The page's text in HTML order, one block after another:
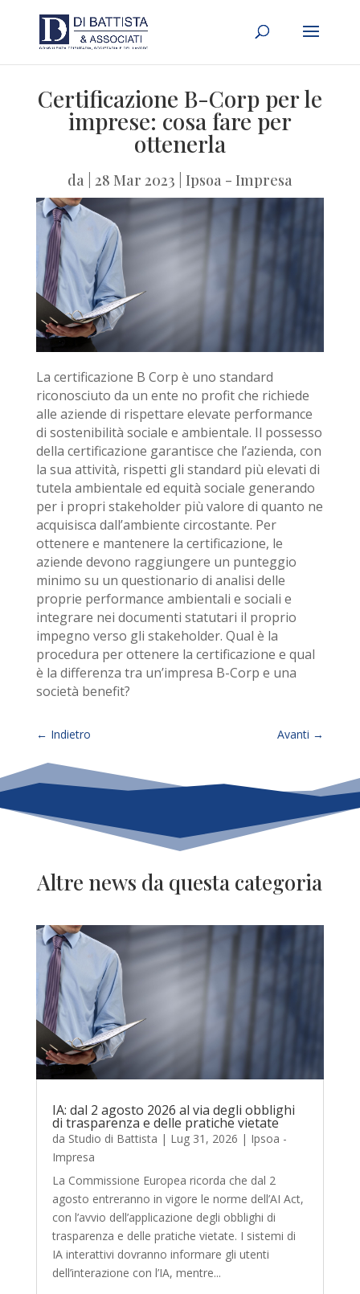
Certificazione B-Corp per le
imprese: cosa fare per
ottenerla
da 28 Mar 2023 Ipsoa - Impresa
La certificazione B Corp è uno standard
riconosciuto da un ente no profit che richiede
alle aziende di rispettare elevate performance
di sostenibilità sociale e ambientale. Il possesso
della certificazione garantisce che l’azienda, con
la sua attività, rispetti gli standard più elevati di
tutela ambientale ed equità sociale generando
per i propri stakeholder più valore di quanto ne
acquisisca dall’ambiente circostante. Per
ottenere e mantenere la certificazione, le
aziende devono raggiungere un punteggio
minimo su un questionario di analisi delle
proprie performance ambientali e sociali e
integrare nei documenti statutari il proprio
impegno verso gli stakeholder. Qual è la
procedura per ottenere la certificazione e qual
è la differenza tra un’impresa B-Corp e una
società benefit?
← Indietro Avanti →
Altre news da questa categoria
IA: dal 2 agosto 2026 al via degli obblighi
di trasparenza e delle pratiche vietate
da Studio di Battista | Lug 31, 2026 | Ipsoa -
Impresa
La Commissione Europea ricorda che dal 2
agosto entreranno in vigore le norme dell’AI Act,
con l’avvio dell’applicazione degli obblighi di
trasparenza e delle pratiche vietate. I sistemi di
IA interattivi dovranno informare gli utenti
dell’interazione con l’IA, mentre...